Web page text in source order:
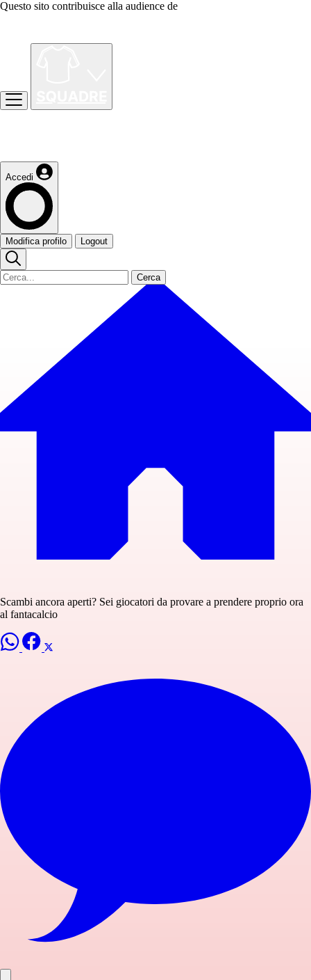
Questo sito contribuisce alla audience de
Accedi
Modifica profilo Logout
Cerca
Scambi ancora aperti? Sei giocatori da provare a prendere proprio ora
al fantacalcio